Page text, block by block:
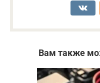
Вам также